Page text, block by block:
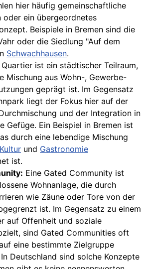
hier häufig gemeinschaftliche
oder ein übergeordnetes
Beispiele in Bremen sind die
oder die Siedlung "Auf dem
Schwachhausen.
Quartier ist ein städtischer Teilraum,
Mischung aus Wohn-, Gewerbe-
geprägt ist. Im Gegensatz
liegt der Fokus hier auf der
und der Integration in
Gefüge. Ein Beispiel in Bremen ist
durch eine lebendige Mischung
Kultur und Gastronomie
ist.
Eine Gated Community ist
Wohnanlage, die durch
wie Zäune oder Tore von der
ist. Im Gegensatz zu einem
auf Offenheit und soziale
sind Gated Communities oft
eine bestimmte Zielgruppe
Deutschland sind solche Konzepte